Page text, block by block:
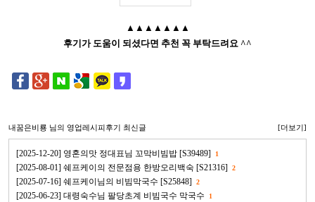
▲▲▲▲▲▲▲
후기가 도움이 되셨다면 추천 꼭 부탁드려요 ^^
내꿈은비룡 님의 영업레시피후기 최신글 [더보기]
[2025-12-20] 영혼의맛 정대표님 꼬막비빔밥 [S39489] 1
[2025-08-01] 쉐프케이의 전문점용 한방오리백숙 [S21316] 2
[2025-07-16] 쉐프케이님의 비빔막국수 [S25848] 2
[2025-06-23] 대령숙수님 팔당초계 비빔국수 막국수 1